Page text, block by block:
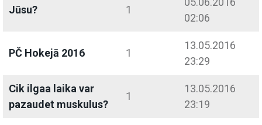
Jūsu? 1
02:06
PČ Hokejā 2016 1
13.05.2016
23:29
Cik ilgaa laika var
pazaudet muskulus?
1
13.05.2016
23:19